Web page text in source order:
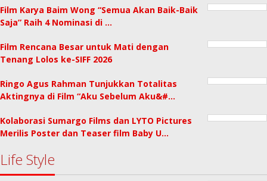
Film Karya Baim Wong “Semua Akan Baik-Baik
Saja” Raih 4 Nominasi di …
Film Rencana Besar untuk Mati dengan
Tenang Lolos ke-SIFF 2026
Ringo Agus Rahman Tunjukkan Totalitas
Aktingnya di Film “Aku Sebelum Aku&#…
Kolaborasi Sumargo Films dan LYTO Pictures
Merilis Poster dan Teaser film Baby U…
Life Style